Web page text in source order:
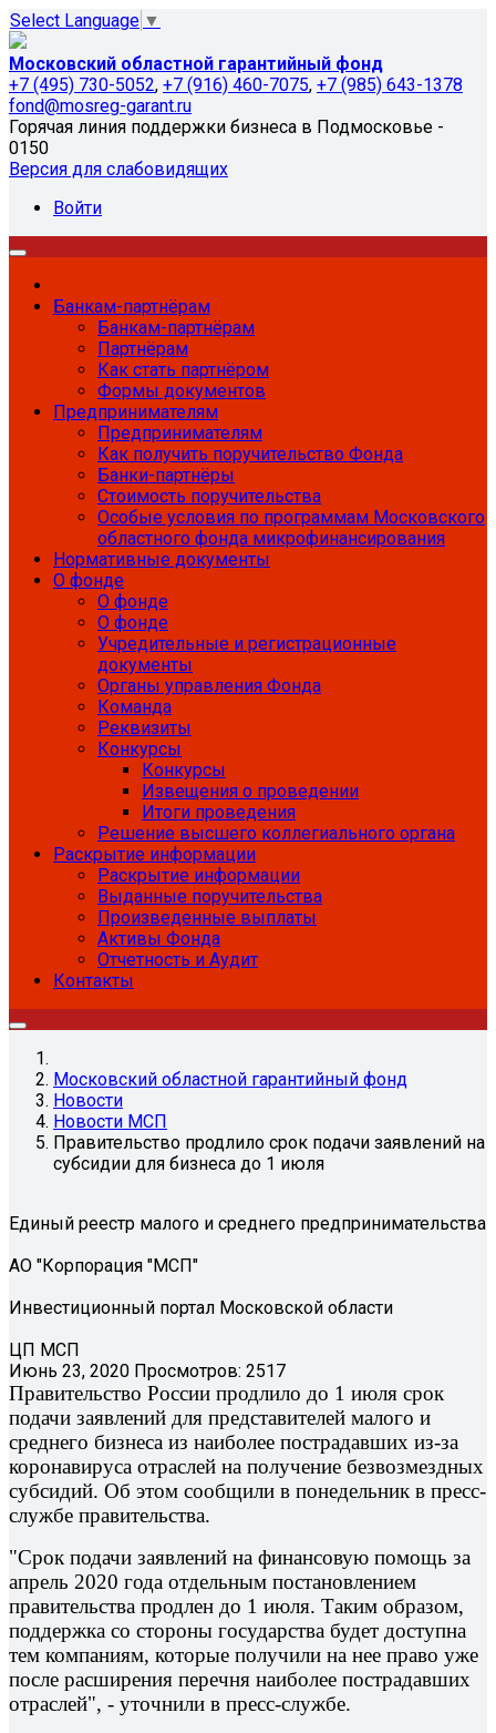
Select Language ▼
Московский областной гарантийный фонд
+7 (495) 730-5052, +7 (916) 460-7075, +7 (985) 643-1378
fond@mosreg-garant.ru
Горячая линия поддержки бизнеса в Подмосковье -
0150
Версия для слабовидящих
Войти
Банкам-партнёрам
Банкам-партнёрам
Партнёрам
Как стать партнёром
Формы документов
Предпринимателям
Предпринимателям
Как получить поручительство Фонда
Банки-партнёры
Стоимость поручительства
Особые условия по программам Московского
областного фонда микрофинансирования
Нормативные документы
О фонде
О фонде
О фонде
Учредительные и регистрационные
документы
Органы управления Фонда
Команда
Реквизиты
Конкурсы
Конкурсы
Извещения о проведении
Итоги проведения
Решение высшего коллегиального органа
Раскрытие информации
Раскрытие информации
Выданные поручительства
Произведенные выплаты
Активы Фонда
Отчетность и Аудит
Контакты
Московский областной гарантийный фонд
Новости
Новости МСП
Правительство продлило срок подачи заявлений на
субсидии для бизнеса до 1 июля
Единый реестр малого и среднего предпринимательства
АО "Корпорация "МСП"
Инвестиционный портал Московской области
ЦП МСП
Июнь 23, 2020 Просмотров: 2517
Правительство России продлило до 1 июля срок
подачи заявлений для представителей малого и
среднего бизнеса из наиболее пострадавших из-за
коронавируса отраслей на получение безвозмездных
субсидий. Об этом сообщили в понедельник в пресс-
службе правительства.
"Срок подачи заявлений на финансовую помощь за
апрель 2020 года отдельным постановлением
правительства продлен до 1 июля. Таким образом,
поддержка со стороны государства будет доступна
тем компаниям, которые получили на нее право уже
после расширения перечня наиболее пострадавших
отраслей", - уточнили в пресс-службе.